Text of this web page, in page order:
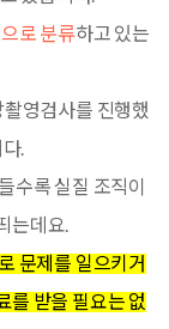
로 분류하고 있는
영검사를 진행했
.
수록 실질 조직이
는데요.
문제를 일으키거
를 받을 필요는 없